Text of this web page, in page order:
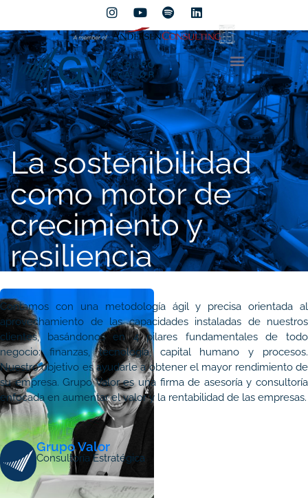
La sostenibilidad
como motor de
crecimiento y
resiliencia
Contamos con una metodología ágil y precisa orientada al
aprovechamiento de las capacidades instaladas de nuestros
clientes, basándonos en 4 pilares fundamentales de todo
negocio: finanzas, tecnología, capital humano y procesos.
Nuestro objetivo es ayudarle a obtener el mayor rendimiento de
su empresa. Grupo Valor es una firma de asesoría y consultoría
enfocada en aumentar el valor y la rentabilidad de las empresas.
Grupo Valor
Consultoría Estratégica